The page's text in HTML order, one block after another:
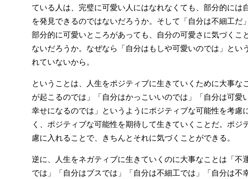
ている人は、完璧に可愛い人にはなれなくても、部分的には
を発見できるのではないだろうか。そして「自分は不細工だ
部分的に可愛いところがあっても、自分の可愛さに気づくこ
ないだろうか。なぜなら「自分はもしや可愛いのでは」とい
れていないから。
ということは、人生をポジティブに生きていくために大事な
が起こるのでは」「自分はかっこいいのでは」「自分は可愛
幸せになるのでは」というようにポジティブな可能性を考慮
く、ポジティブな可能性を期待して生きていくことだ。ポジ
慮に入れることで、きちんとそれに気づくことができる。
逆に、人生をネガティブに生きていくのに大事なことは「不
では」「自分はブスでは」「自分は不細工では」「自分は不